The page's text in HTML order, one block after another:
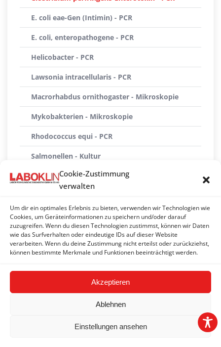
Cookie-Zustimmung
verwalten
Um dir ein optimales Erlebnis zu bieten, verwenden wir Technologien wie
Cookies, um Geräteinformationen zu speichern und/oder darauf
zuzugreifen. Wenn du diesen Technologien zustimmst, können wir Daten
wie das Surfverhalten oder eindeutige IDs auf dieser Website
verarbeiten. Wenn du deine Zustimmung nicht erteilst oder zurückziehst,
können bestimmte Merkmale und Funktionen beeinträchtigt werden.
Akzeptieren
Ablehnen
Einstellungen ansehen
E. coli eae-Gen (Intimin) - PCR
E. coli, enteropathogene - PCR
Helicobacter - PCR
Lawsonia intracellularis - PCR
Macrorhabdus ornithogaster - Mikroskopie
Mykobakterien - Mikroskopie
Rhodococcus equi - PCR
Salmonellen - Kultur
Salmonellen - PCR
Yersinia enterocolitica - PCR
Yersinien - Kultur
Yersinien und Campylobacter - Kultur